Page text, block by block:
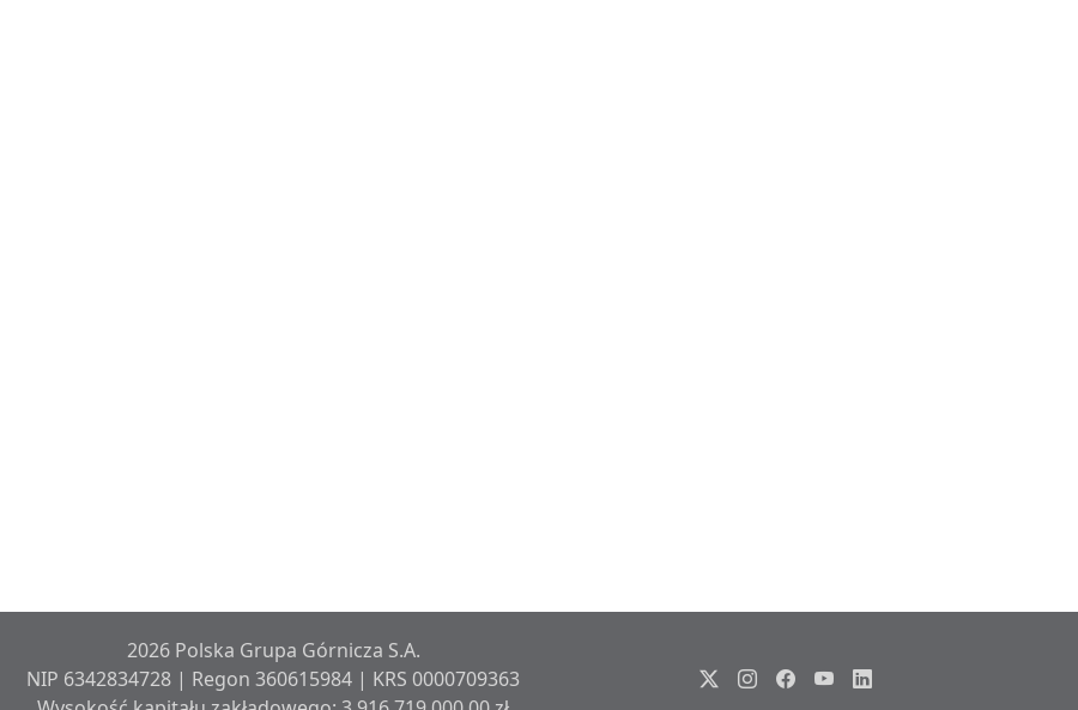
2026 Polska Grupa Górnicza S.A.
NIP 6342834728 | Regon 360615984 | KRS 0000709363